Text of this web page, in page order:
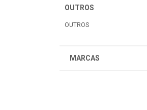
OUTROS
OUTROS
MARCAS